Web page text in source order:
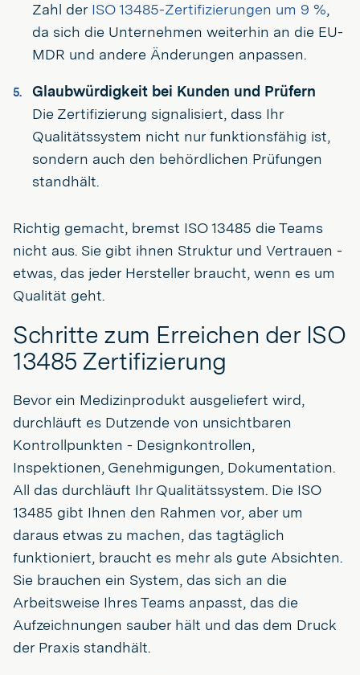
Zahl der ISO 13485-Zertifizierungen um 9 %,
da sich die Unternehmen weiterhin an die EU-
MDR und andere Änderungen anpassen.
Glaubwürdigkeit bei Kunden und Prüfern
Die Zertifizierung signalisiert, dass Ihr
Qualitätssystem nicht nur funktionsfähig ist,
sondern auch den behördlichen Prüfungen
standhält.
Richtig gemacht, bremst ISO 13485 die Teams
nicht aus. Sie gibt ihnen Struktur und Vertrauen -
etwas, das jeder Hersteller braucht, wenn es um
Qualität geht.
Schritte zum Erreichen der ISO
13485 Zertifizierung
Bevor ein Medizinprodukt ausgeliefert wird,
durchläuft es Dutzende von unsichtbaren
Kontrollpunkten - Designkontrollen,
Inspektionen, Genehmigungen, Dokumentation.
All das durchläuft Ihr Qualitätssystem. Die ISO
13485 gibt Ihnen den Rahmen vor, aber um
daraus etwas zu machen, das tagtäglich
funktioniert, braucht es mehr als gute Absichten.
Sie brauchen ein System, das sich an die
Arbeitsweise Ihres Teams anpasst, das die
Aufzeichnungen sauber hält und das dem Druck
der Praxis standhält.